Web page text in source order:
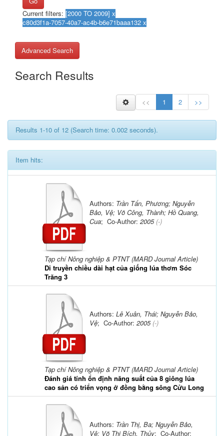
Current filters:
Advanced Search
Search Results
<< 1 2 >>
Results 1-10 of 12 (Search time: 0.002 seconds).
Item hits:
Tạp chí Nông nghiệp & PTNT (MARD Journal Article)
Di truyền chiều dài hạt của giống lúa thơm Sóc
Trăng 3
Authors: Trần Tấn, Phương; Nguyễn
Bảo, Vệ; Võ Công, Thành; Hồ Quang,
Cua; Co-Author: 2005(-)
Tạp chí Nông nghiệp & PTNT (MARD Journal Article)
Đánh giá tính ổn định năng suất của 8 giông lúa
cao sản có triển vọng ở đồng bằng sông Cửu Long
Authors: Lê Xuân, Thái; Nguyễn Bảo,
Vệ; Co-Author: 2005(-)
Authors: Trần Thị, Ba; Nguyễn Bảo,
Vệ; Võ Thị Bích, Thủy; Co-Author: